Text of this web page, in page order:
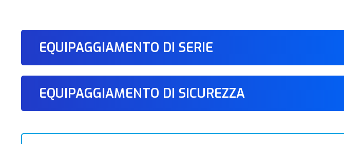
EQUIPAGGIAMENTO DI SERIE
EQUIPAGGIAMENTO DI SICUREZZA